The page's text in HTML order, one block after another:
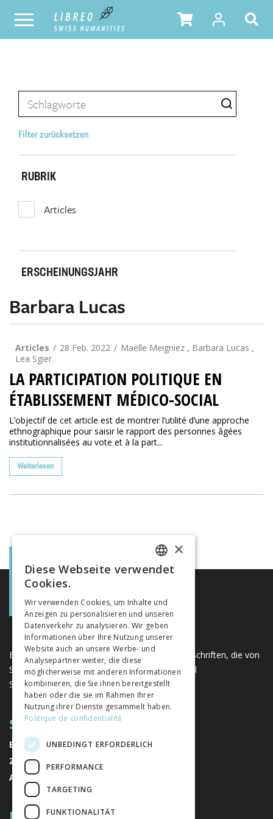
Filter zurücksetzen
RUBRIK
Articles
ERSCHEINUNGSJAHR
Barbara Lucas
Articles 28 Feb. 2022
Maëlle Meigniez , Barbara Lucas ,
Lea Sgier
LA PARTICIPATION POLITIQUE EN
ÉTABLISSEMENT MÉDICO-SOCIAL
L’objectif de cet article est de montrer l’utilité d’une approche
ethnographique pour saisir le rapport des personnes âgées
institutionnalisées au vote et à la part...
Weiterlesen
Eine einzigartige Plattform für Bücher und Zeitschriften, die von
Schweizer Verlagen im Bereich der Geistes- und
Sozialwissenschaften herausgegeben werden.
SITEMAP
BÜCHER
ZEITSCHRIFTEN
AUTOREN
ÜBER UNS
FRENCH
ITALIAN
×
Diese Webseite verwendet
Cookies.
Wir verwenden Cookies, um Inhalte und
Anzeigen zu personalisieren und unseren
Datenverkehr zu analysieren. Wir geben
Informationen über Ihre Nutzung unserer
Website auch an unsere Werbe- und
Analysepartner weiter, die diese
möglicherweise mit anderen Informationen
kombinieren, die Sie ihnen bereitgestellt
haben oder die sie im Rahmen Ihrer
Nutzung ihrer Dienste gesammelt haben.
Politique de confidentialité
UNBEDINGT ERFORDERLICH
PERFORMANCE
TARGETING
FUNKTIONALITÄT